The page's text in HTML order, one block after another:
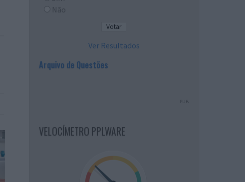
Não
Ver Resultados
Arquivo de Questões
PUB
VELOCÍMETRO PPLWARE